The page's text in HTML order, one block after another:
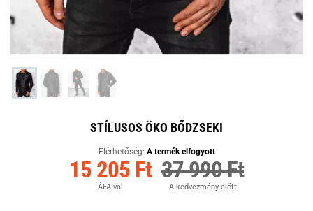
STÍLUSOS ÖKO BŐDZSEKI
Elérhetőség: A termék elfogyott
15 205 Ft
ÁFA-val
37 990 Ft
A kedvezmény előtt